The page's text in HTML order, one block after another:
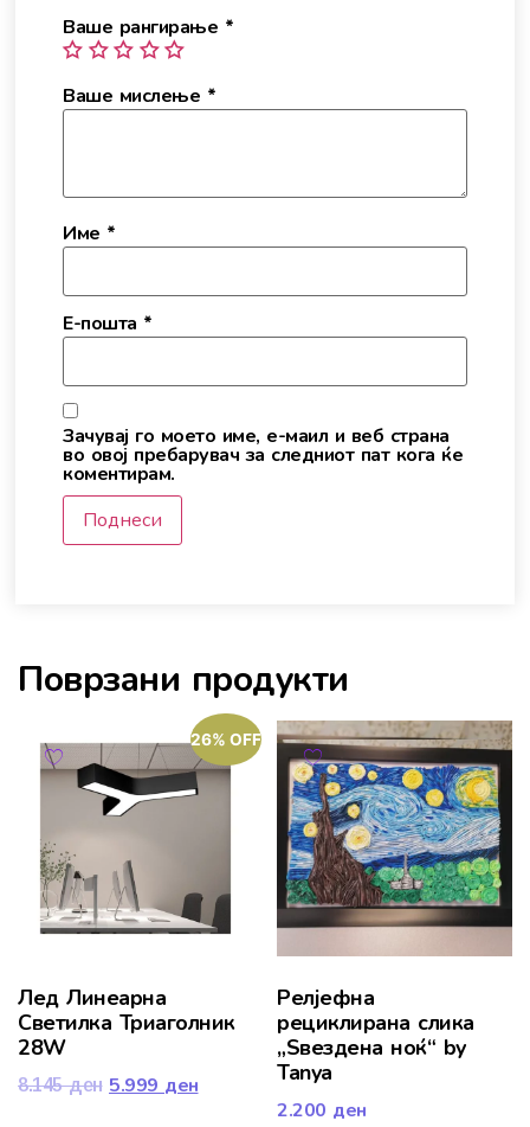
Ваше рангирање *
Ваше мислење *
Име *
Е-пошта *
Зачувај го моето име, е-маил и веб страна
во овој пребарувач за следниот пат кога ќе
коментирам.
Поврзани продукти
26% OFF
Лед Линеарна
Светилка Триаголник
28W
8.145ден 5.999 ден
Релјефна
рециклирана слика
„Ѕвездена ноќ“ by
Tanya
2.200 ден